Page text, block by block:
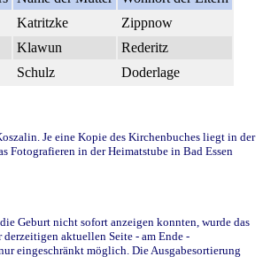
Katritzke
Zippnow
Klawun
Rederitz
Schulz Doderlage
Je eine Kopie des Kirchenbuches liegt in der
Fotografieren in der Heimatstube in Bad Essen
Geburt nicht sofort anzeigen konnten, wurde das
aktuellen Seite - am Ende -
eingeschränkt möglich. Die Ausgabesortierung